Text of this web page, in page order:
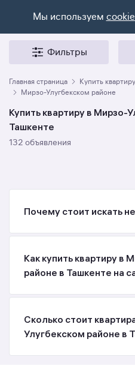
Мы используем
Фильтры
Главная страница
Купить
Мирзо-Улугбекском районе
Купить квартиру в Мирзо-
Ташкенте
132 объявления
Почему стоит искать
Как купить квартиру в
районе в Ташкенте на
Сколько стоит
Улугбекском районе в